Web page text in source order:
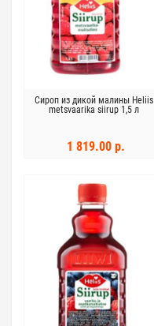
Сироп из дикой малины Heliis
metsvaarika siirup 1,5 л
1 819.00 р.